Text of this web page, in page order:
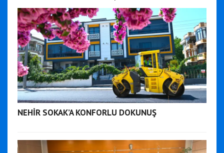
NEHİR SOKAK’A KONFORLU DOKUNUŞ